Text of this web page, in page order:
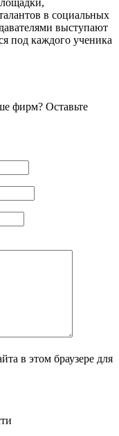
в социальных
выступают
под каждого ученика
фирм? Оставьте
в этом браузере для